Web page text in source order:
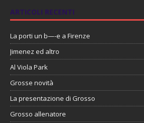
ARTICOLI RECENTI
La porti un b—-e a Firenze
Jimenez ed altro
Al Viola Park
Grosse novità
La presentazione di Grosso
Grosso allenatore